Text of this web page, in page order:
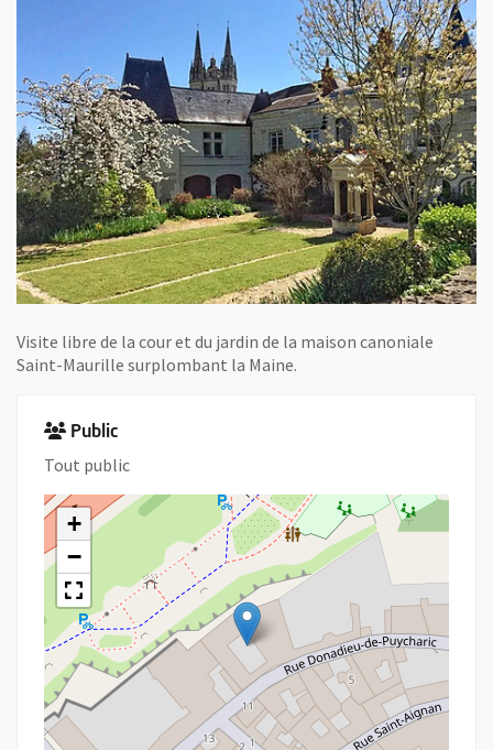
Visite libre de la cour et du jardin de la maison canoniale
Saint-Maurille surplombant la Maine.
Public
Tout public
+
−